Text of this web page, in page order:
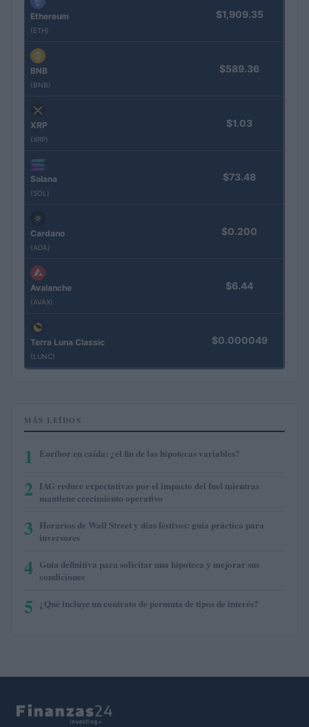
Ethereum
(ETH)
$1,909.35
BNB
(BNB)
$589.36
XRP
(XRP)
$1.03
Solana
(SOL)
$73.48
Cardano
(ADA)
$0.200
Avalanche
(AVAX)
$6.44
Terra Luna Classic
(LUNC)
$0.000049
MÁS LEÍDOS
1 Euríbor en caída: ¿el fin de las hipotecas variables?
2 IAG reduce expectativas por el impacto del fuel mientras
mantiene crecimiento operativo
3 Horarios de Wall Street y días festivos: guía práctica para
inversores
4 Guía definitiva para solicitar una hipoteca y mejorar sus
condiciones
5 ¿Qué incluye un contrato de permuta de tipos de interés?